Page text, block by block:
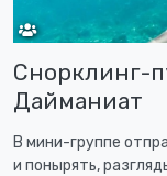
Снорклинг-
Дайманиат
В мини-группе
и понырять,